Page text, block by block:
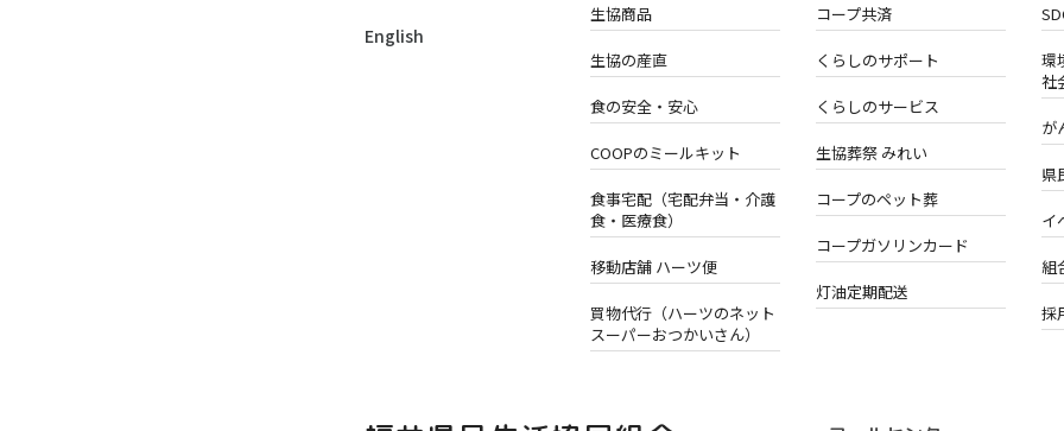
生協商品
生協の産直
食の安全・安心
COOPのミールキット
食事宅配（宅配弁当・介護
食・医療食）
移動店舗 ハーツ便
買物代行（ハーツのネット
スーパーおつかいさん）
コープ共済
くらしのサポート
くらしのサービス
生協葬祭 みれい
コープのペット葬
コープガソリンカード
灯油定期配送
環
社
が
県
イ
組
採
English